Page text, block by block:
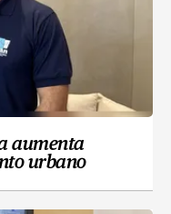
aumenta
urbano